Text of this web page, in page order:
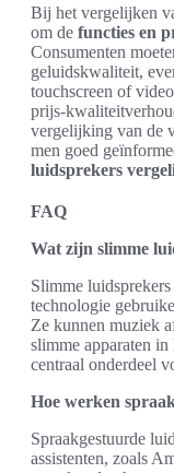
Bij het vergelijken
om de functies en
Consumenten
geluidskwaliteit,
touchscreen of
prijs-
vergelijking van de
men goed
luidsprekers
FAQ
Wat zijn slimme
Slimme
technologie
Ze kunnen muziek
slimme apparaten
centraal onderdeel
Hoe werken
Spraakgestuurde
assistenten, zoals